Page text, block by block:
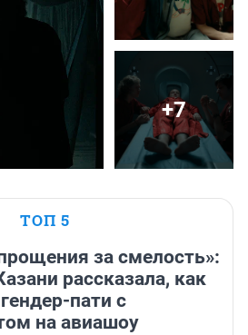
+7
ТОП 5
за смелость»:
рассказала, как
пати с
на авиашоу